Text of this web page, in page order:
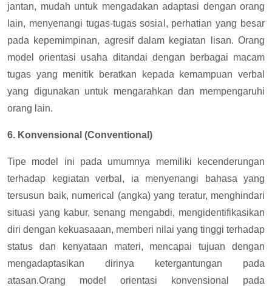
jantan, mudah untuk mengadakan adaptasi dengan orang
lain, menyenangi tugas-tugas sosial, perhatian yang besar
pada kepemimpinan, agresif dalam kegiatan lisan. Orang
model orientasi usaha ditandai dengan berbagai macam
tugas yang menitik beratkan kepada kemampuan verbal
yang digunakan untuk mengarahkan dan mempengaruhi
orang lain.
6. Konvensional (Conventional)
Tipe model ini pada umumnya memiliki kecenderungan
terhadap kegiatan verbal, ia menyenangi bahasa yang
tersusun baik, numerical (angka) yang teratur, menghindari
situasi yang kabur, senang mengabdi, mengidentifikasikan
diri dengan kekuasaaan, memberi nilai yang tinggi terhadap
status dan kenyataan materi, mencapai tujuan dengan
mengadaptasikan dirinya ketergantungan pada
atasan.Orang model orientasi konvensional pada